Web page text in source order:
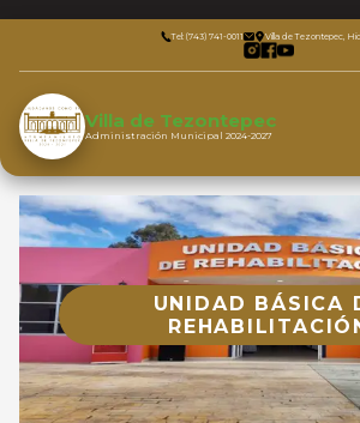
Tel: (743) 741-0011 Villa de Tezontepec,
Villa de Tezontepec
Administración Municipal 2024-2027
UNIDAD BÁSICA